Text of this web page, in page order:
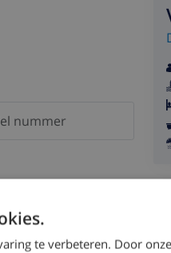
te verbeteren. Door